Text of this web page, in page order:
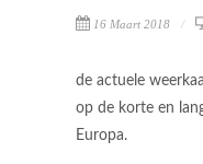
16 Maart 2018
de actuele
op de korte en
Europa.